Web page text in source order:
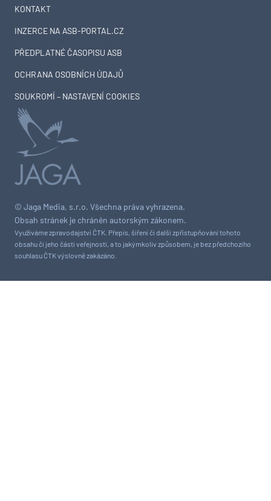
© Jaga Media, s.r.o. Všechna práva vyhrazena.
Obsah stránek je chráněn autorským zákonem.
Využíváme zpravodajství ČTK. Přepis, šíření či další zpřístupňování tohoto
obsahu či jeho části veřejnosti, a to jakýmkoliv způsobem, je bez předchozího
souhlasu ČTK výslovně zakázáno.
KONTAKT
INZERCE NA ASB-PORTAL.CZ
PŘEDPLATNÉ ČASOPISU ASB
OCHRANA OSOBNÍCH ÚDAJŮ
SOUKROMÍ – NASTAVENÍ COOKIES